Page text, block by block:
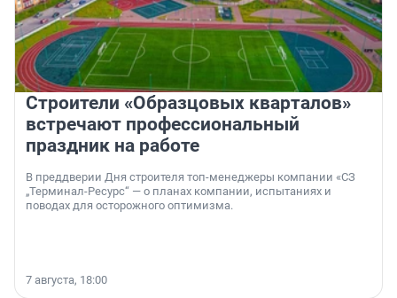
Строители «Образцовых кварталов»
встречают профессиональный
праздник на работе
В преддверии Дня строителя топ-менеджеры компании «СЗ
„Терминал-Ресурс“ — о планах компании, испытаниях и
поводах для осторожного оптимизма.
7 августа, 18:00